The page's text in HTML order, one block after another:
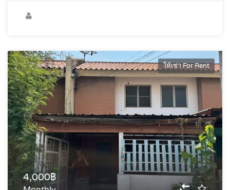
ให้เช่า For Rent
4,000฿